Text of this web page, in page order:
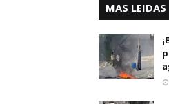
MAS LEIDAS